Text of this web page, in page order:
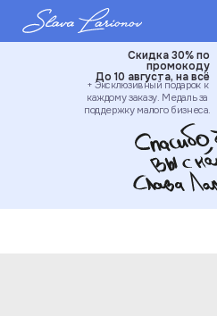
+ Эксклюзивный подарок к
каждому заказу. Медаль за
поддержку малого бизнеса.
Скидка 30% по
промокоду
До 10 августа, на всё